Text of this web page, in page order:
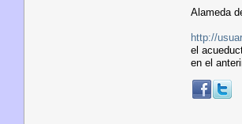
Alameda
http://
el
en el